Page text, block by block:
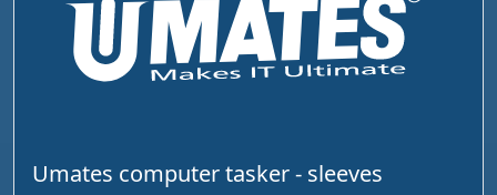
Umates computer tasker - sleeves